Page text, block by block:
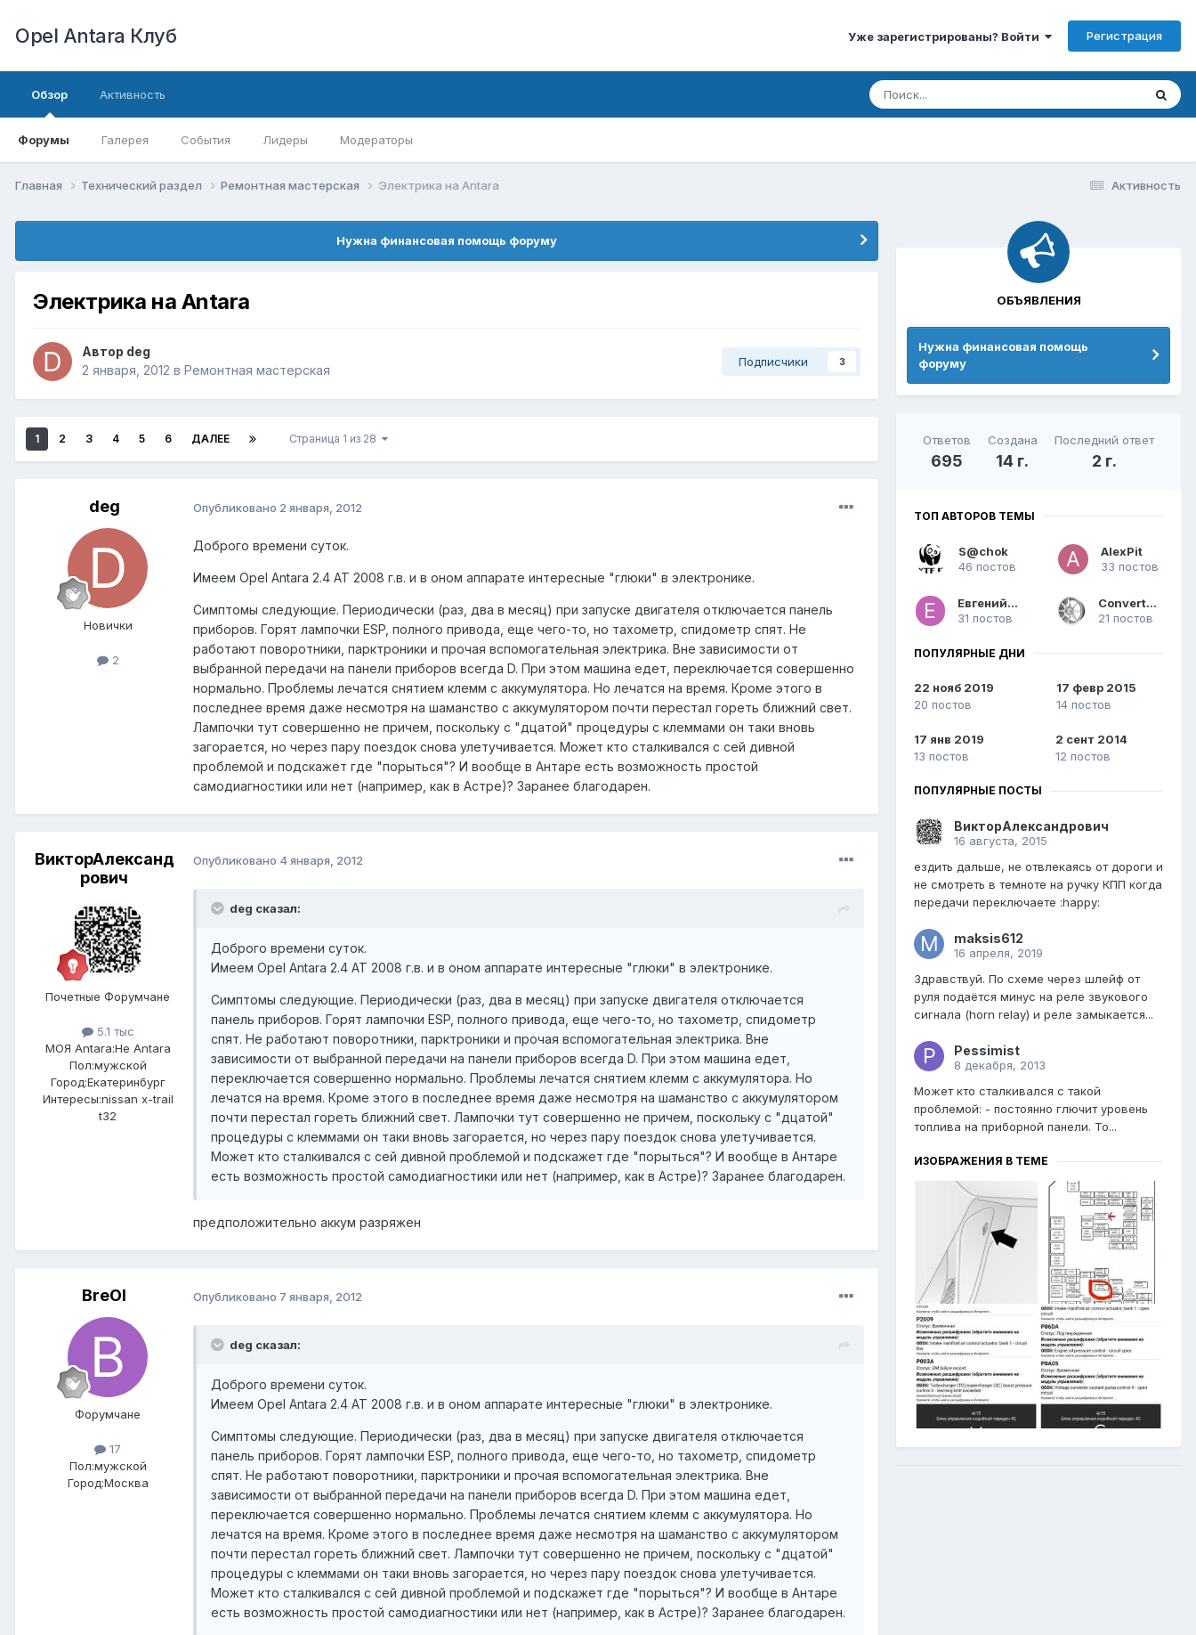
Opel Antara Клуб Уже зарегистрированы? Войти Регистрация
Обзор
Форумы Галерея События Лидеры Модераторы
Активность
Активность
Главная Технический раздел Ремонтная мастерская Электрика на Antara
Нужна финансовая помощь форуму
Электрика на Antara
Автор deg
2 января, 2012 в Ремонтная мастерская
Подписчики 3
1 2 3 4 5 6 ДАЛЕЕ Страница 1 из 28
deg
Новички
2
Опубликовано 2 января, 2012
Доброго времени суток.
Имеем Opel Antara 2.4 АТ 2008 г.в. и в оном аппарате интересные "глюки" в электронике.
Симптомы следующие. Периодически (раз, два в месяц) при запуске двигателя отключается панель
приборов. Горят лампочки ESP, полного привода, еще чего-то, но тахометр, спидометр спят. Не
работают поворотники, парктроники и прочая вспомогательная электрика. Вне зависимости от
выбранной передачи на панели приборов всегда D. При этом машина едет, переключается совершенно
нормально. Проблемы лечатся снятием клемм с аккумулятора. Но лечатся на время. Кроме этого в
последнее время даже несмотря на шаманство с аккумулятором почти перестал гореть ближний свет.
Лампочки тут совершенно не причем, поскольку с "дцатой" процедуры с клеммами он таки вновь
загорается, но через пару поездок снова улетучивается. Может кто сталкивался с сей дивной
проблемой и подскажет где "порыться"? И вообще в Антаре есть возможность простой
самодиагностики или нет (например, как в Астре)? Заранее благодарен.
ВикторАлександ
рович
Почетные Форумчане
5.1 тыс
МОЯ Antara:Не Antara
Пол:мужской
Город:Екатеринбург
Интересы:nissan x-trail
t32
Опубликовано 4 января, 2012
deg сказал:
Доброго времени суток.
Имеем Opel Antara 2.4 АТ 2008 г.в. и в оном аппарате интересные "глюки" в электронике.
Симптомы следующие. Периодически (раз, два в месяц) при запуске двигателя отключается
панель приборов. Горят лампочки ESP, полного привода, еще чего-то, но тахометр, спидометр
спят. Не работают поворотники, парктроники и прочая вспомогательная электрика. Вне
зависимости от выбранной передачи на панели приборов всегда D. При этом машина едет,
переключается совершенно нормально. Проблемы лечатся снятием клемм с аккумулятора. Но
лечатся на время. Кроме этого в последнее время даже несмотря на шаманство с аккумулятором
почти перестал гореть ближний свет. Лампочки тут совершенно не причем, поскольку с "дцатой"
процедуры с клеммами он таки вновь загорается, но через пару поездок снова улетучивается.
Может кто сталкивался с сей дивной проблемой и подскажет где "порыться"? И вообще в Антаре
есть возможность простой самодиагностики или нет (например, как в Астре)? Заранее благодарен.
предположительно аккум разряжен
BreOl
Форумчане
17
Пол:мужской
Город:Москва
Опубликовано 7 января, 2012
deg сказал:
Доброго времени суток.
Имеем Opel Antara 2.4 АТ 2008 г.в. и в оном аппарате интересные "глюки" в электронике.
Симптомы следующие. Периодически (раз, два в месяц) при запуске двигателя отключается
панель приборов. Горят лампочки ESP, полного привода, еще чего-то, но тахометр, спидометр
спят. Не работают поворотники, парктроники и прочая вспомогательная электрика. Вне
зависимости от выбранной передачи на панели приборов всегда D. При этом машина едет,
переключается совершенно нормально. Проблемы лечатся снятием клемм с аккумулятора. Но
лечатся на время. Кроме этого в последнее время даже несмотря на шаманство с аккумулятором
почти перестал гореть ближний свет. Лампочки тут совершенно не причем, поскольку с "дцатой"
процедуры с клеммами он таки вновь загорается, но через пару поездок снова улетучивается.
Может кто сталкивался с сей дивной проблемой и подскажет где "порыться"? И вообще в Антаре
есть возможность простой самодиагностики или нет (например, как в Астре)? Заранее благодарен.
ОБЪЯВЛЕНИЯ
Нужна финансовая помощь
форуму
Ответов
695
Создана
14 г.
Последний ответ
2 г.
ТОП АВТОРОВ ТЕМЫ
S@chok
46 постов
AlexPit
33 постов
Евгений26
31 постов
Convert294
21 постов
ПОПУЛЯРНЫЕ ДНИ
22 нояб 2019
20 постов
17 февр 2015
14 постов
17 янв 2019
13 постов
2 сент 2014
12 постов
ПОПУЛЯРНЫЕ ПОСТЫ
ВикторАлександрович
16 августа, 2015
ездить дальше, не отвлекаясь от дороги и
не смотреть в темноте на ручку КПП когда
передачи переключаете :happy:
maksis612
16 апреля, 2019
Здравствуй. По схеме через шлейф от
руля подаётся минус на реле звукового
сигнала (horn relay) и реле замыкается...
Pessimist
8 декабря, 2013
Может кто сталкивался с такой
проблемой: - постоянно глючит уровень
топлива на приборной панели. То...
ИЗОБРАЖЕНИЯ В ТЕМЕ